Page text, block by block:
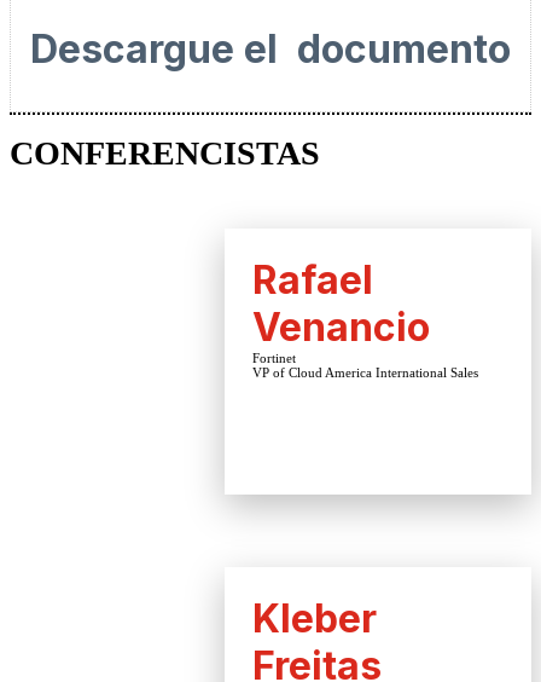
Descargue el documento
CONFERENCISTAS
Rafael
Venancio
Fortinet
VP of Cloud America International Sales
Kleber
Freitas